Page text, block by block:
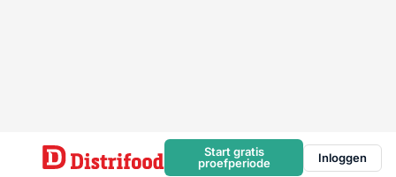
Start gratis
proefperiode
Inloggen